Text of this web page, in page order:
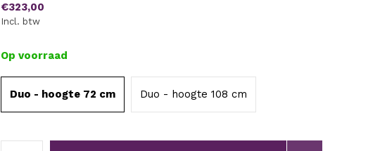
€323,00
Incl. btw
Op voorraad
Duo - hoogte 72 cm Duo - hoogte 108 cm